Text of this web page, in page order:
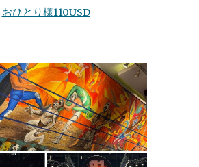
おひとり様110USD